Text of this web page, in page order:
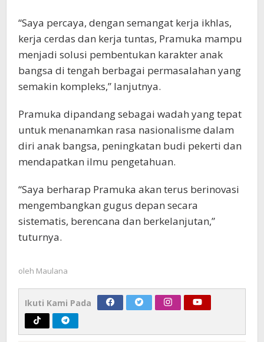
“Saya percaya, dengan semangat kerja ikhlas,
kerja cerdas dan kerja tuntas, Pramuka mampu
menjadi solusi pembentukan karakter anak
bangsa di tengah berbagai permasalahan yang
semakin kompleks,” lanjutnya.
Pramuka dipandang sebagai wadah yang tepat
untuk menanamkan rasa nasionalisme dalam
diri anak bangsa, peningkatan budi pekerti dan
mendapatkan ilmu pengetahuan.
“Saya berharap Pramuka akan terus berinovasi
mengembangkan gugus depan secara
sistematis, berencana dan berkelanjutan,”
tuturnya.
oleh Maulana
Ikuti Kami Pada